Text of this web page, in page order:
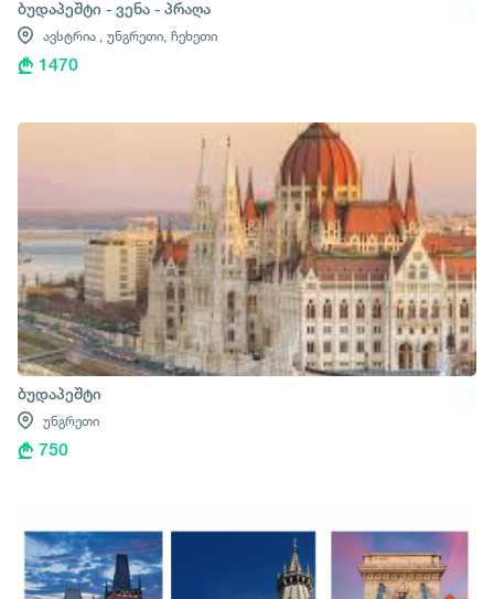
ბუდაპეშტი - ვენა - პრაღა
ავსტრია , უნგრეთი, ჩეხეთი
1470
ბუდაპეშტი
უნგრეთი
750